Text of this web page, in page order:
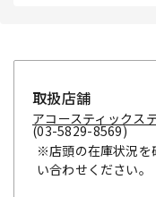
取扱店舗
アコースティックス
(03-5829-8569)
※店頭の在庫状況を
い合わせください。